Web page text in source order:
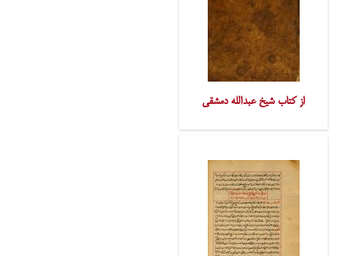
از کتاب شیخ عبدالله دمشقی